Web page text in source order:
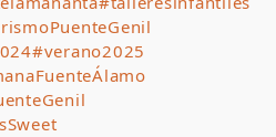
#verano2025